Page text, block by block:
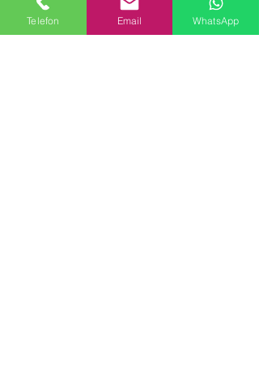
< Geri İleri >
Telefon Email WhatsApp